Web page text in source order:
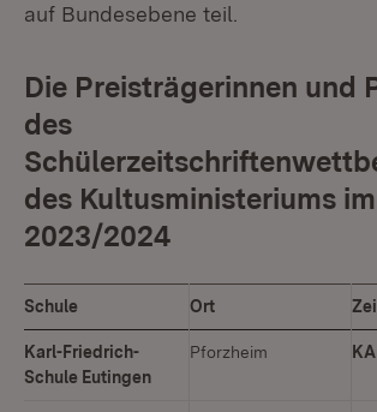
auf Bundesebene teil.
Die Preisträgerinnen und
des
des Kultusministeriums
2023/2024
Schule Ort
Karl-Friedrich-
Schule Eutingen
Pforzheim